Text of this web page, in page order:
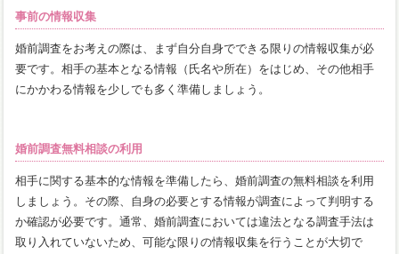
事前の情報収集
婚前調査をお考えの際は、まず自分自身でできる限りの情報収集が必
要です。相手の基本となる情報（氏名や所在）をはじめ、その他相手
にかかわる情報を少しでも多く準備しましょう。
婚前調査無料相談の利用
相手に関する基本的な情報を準備したら、婚前調査の無料相談を利用
しましょう。その際、自身の必要とする情報が調査によって判明する
か確認が必要です。通常、婚前調査においては違法となる調査手法は
取り入れていないため、可能な限りの情報収集を行うことが大切で